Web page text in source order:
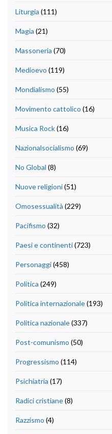
Liturgia (111)
Magia (21)
Massoneria (70)
Medioevo (119)
Mondialismo (55)
Movimento cattolico (16)
Musica Rock(16)
Nazionalsocialismo (69)
No Global (8)
Nuove religioni(51)
Omosessualità (229)
Pacifismo (32)
Paesi e continenti(723)
Personaggi(458)
Politica (249)
Politica internazionale(193)
Politica nazionale(337)
Post-comunismo (50)
Progressismo (114)
Psichiatria (17)
Radici cristiane(8)
Razzismo (4)